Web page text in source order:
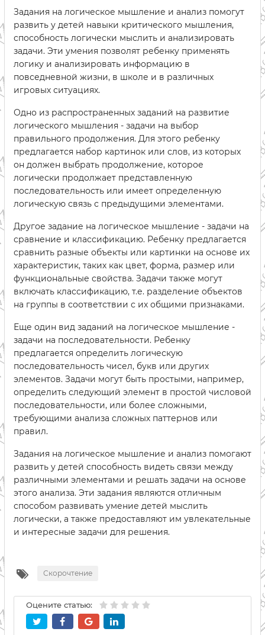
Задания на логическое мышление и анализ помогут
развить у детей навыки критического мышления,
способность логически мыслить и анализировать
задачи. Эти умения позволят ребенку применять
логику и анализировать информацию в
повседневной жизни, в школе и в различных
игровых ситуациях.
Одно из распространенных заданий на развитие
логического мышления - задачи на выбор
правильного продолжения. Для этого ребенку
предлагается набор картинок или слов, из которых
он должен выбрать продолжение, которое
логически продолжает представленную
последовательность или имеет определенную
логическую связь с предыдущими элементами.
Другое задание на логическое мышление - задачи на
сравнение и классификацию. Ребенку предлагается
сравнить разные объекты или картинки на основе их
характеристик, таких как цвет, форма, размер или
функциональные свойства. Задачи также могут
включать классификацию, т.е. разделение объектов
на группы в соответствии с их общими признаками.
Еще один вид заданий на логическое мышление -
задачи на последовательности. Ребенку
предлагается определить логическую
последовательность чисел, букв или других
элементов. Задачи могут быть простыми, например,
определить следующий элемент в простой числовой
последовательности, или более сложными,
требующими анализа сложных паттернов или
правил.
Задания на логическое мышление и анализ помогают
развить у детей способность видеть связи между
различными элементами и решать задачи на основе
этого анализа. Эти задания являются отличным
способом развивать умение детей мыслить
логически, а также предоставляют им увлекательные
и интересные задачи для решения.
Скорочтение
Оцените статью: